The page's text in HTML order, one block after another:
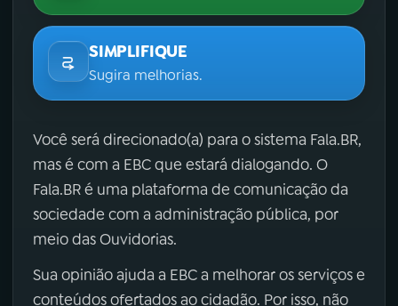
SIMPLIFIQUE
Sugira melhorias.
Você será direcionado(a) para o sistema Fala.BR,
mas é com a EBC que estará dialogando. O
Fala.BR é uma plataforma de comunicação da
sociedade com a administração pública, por
meio das Ouvidorias.
Sua opinião ajuda a EBC a melhorar os serviços e
conteúdos ofertados ao cidadão. Por isso, não